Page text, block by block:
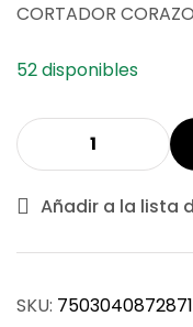
CORTADOR
52 disponibles
Añadir a la lista
SKU: 7503040872871